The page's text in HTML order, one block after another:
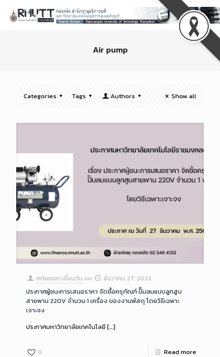
Air pump
Categories Tags Authors Show all
หทัยชนก เขื่อนวัน on
ธันวาคม 27, 2023
ประกาศผู้ชนะการเสนอราคา จัดซื้อครุภัณฑ์ ปั๊มลมแบบลูกสูบ
สายพาน 220V จำนวน 1 เครื่อง ของงานพัสดุ โดยวิธีเฉพาะ
เจาะจง
ประกาศมหาวิทยาลัยเทคโนโลยี[…]
0 Read more